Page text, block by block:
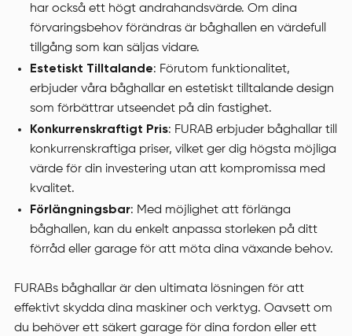
har också ett högt andrahandsvärde. Om dina
förvaringsbehov förändras är båghallen en värdefull
tillgång som kan säljas vidare.
Estetiskt Tilltalande: Förutom funktionalitet,
erbjuder våra båghallar en estetiskt tilltalande design
som förbättrar utseendet på din fastighet.
Konkurrenskraftigt Pris: FURAB erbjuder båghallar till
konkurrenskraftiga priser, vilket ger dig högsta möjliga
värde för din investering utan att kompromissa med
kvalitet.
Förlängningsbar: Med möjlighet att förlänga
båghallen, kan du enkelt anpassa storleken på ditt
förråd eller garage för att möta dina växande behov.
FURABs båghallar är den ultimata lösningen för att
effektivt skydda dina maskiner och verktyg. Oavsett om
du behöver ett säkert garage för dina fordon eller ett